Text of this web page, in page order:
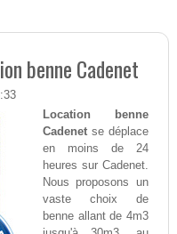
benne Cadenet
Location benne
Cadenetse déplace
en moins de 24
heures sur Cadenet.
Nous proposons un
vaste choix de
benne allant de 4m3